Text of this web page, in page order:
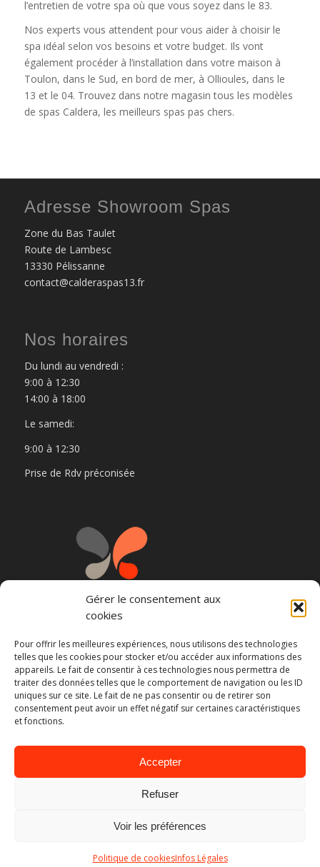
Gérer le consentement aux
cookies
Pour offrir les meilleures expériences, nous utilisons des technologies
telles que les cookies pour stocker et/ou accéder aux informations des
appareils. Le fait de consentir à ces technologies nous permettra de
traiter des données telles que le comportement de navigation ou les ID
uniques sur ce site. Le fait de ne pas consentir ou de retirer son
consentement peut avoir un effet négatif sur certaines caractéristiques
et fonctions.
Accepter
Refuser
Voir les préférences
Politique de cookiesInfos Légales
l’entretien de votre spa où que vous soyez dans le 83.
Nos experts vous attendent pour vous aider à choisir le
spa idéal selon vos besoins et votre budget. Ils vont
également procéder à l’installation dans votre maison à
Toulon, dans le Sud, en bord de mer, à Ollioules, dans le
13 et le 04. Trouvez dans notre magasin tous les modèles
de spas Caldera, les meilleurs spas pas chers.
Adresse Showroom Spas
Zone du Bas Taulet
Route de Lambesc
13330 Pélissanne
contact@calderaspas13.fr
Nos horaires
Du lundi au vendredi :
9:00 à 12:30
14:00 à 18:00
Le samedi:
9:00 à 12:30
Prise de Rdv préconisée
Restez informé des nouveautés :
Site réalisé par l'Agence Mescal y Tequila